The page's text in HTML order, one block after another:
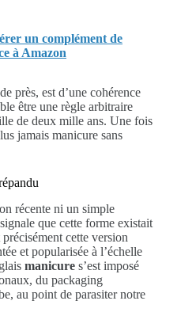
un complément de
à Amazon
près, est d’une cohérence
être une règle arbitraire
de deux mille ans. Une fois
jamais manicure sans
récente ni un simple
que cette forme existait
précisément cette version
et popularisée à l’échelle
manicure s’est imposé
du packaging
au point de parasiter notre